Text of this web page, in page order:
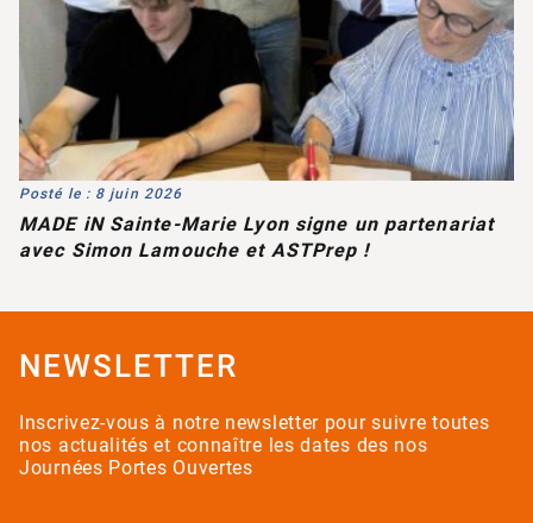
Posté le : 8 juin 2026
MADE iN Sainte-Marie Lyon signe un partenariat
avec Simon Lamouche et ASTPrep !
NEWSLETTER
Inscrivez-vous à notre newsletter pour suivre toutes
nos actualités et connaître les dates des nos
Journées Portes Ouvertes